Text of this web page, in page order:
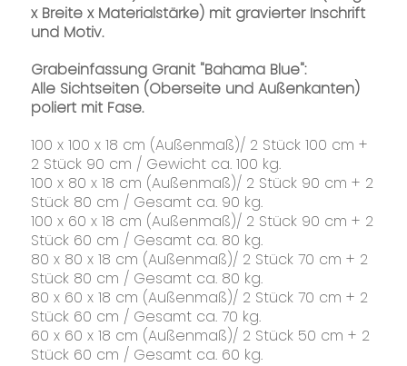
x Breite x Materialstärke) mit gravierter Inschrift
und Motiv.
Grabeinfassung Granit "Bahama Blue":
Alle Sichtseiten (Oberseite und Außenkanten)
poliert mit Fase.
100 x 100 x 18 cm (Außenmaß)/ 2 Stück 100 cm +
2 Stück 90 cm / Gewicht ca. 100 kg.
100 x 80 x 18 cm (Außenmaß)/ 2 Stück 90 cm + 2
Stück 80 cm / Gesamt ca. 90 kg.
100 x 60 x 18 cm (Außenmaß)/ 2 Stück 90 cm + 2
Stück 60 cm / Gesamt ca. 80 kg.
80 x 80 x 18 cm (Außenmaß)/ 2 Stück 70 cm + 2
Stück 80 cm / Gesamt ca. 80 kg.
80 x 60 x 18 cm (Außenmaß)/ 2 Stück 70 cm + 2
Stück 60 cm / Gesamt ca. 70 kg.
60 x 60 x 18 cm (Außenmaß)/ 2 Stück 50 cm + 2
Stück 60 cm / Gesamt ca. 60 kg.